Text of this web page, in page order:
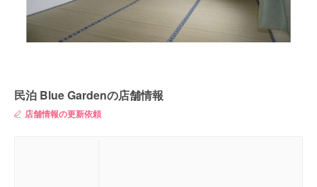
民泊 Blue Gardenの店舗情報
店舗情報の更新依頼